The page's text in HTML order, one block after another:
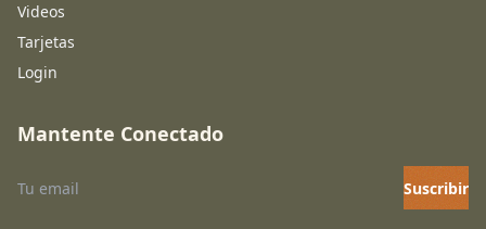
Videos
Tarjetas
Login
Mantente Conectado
Suscribir